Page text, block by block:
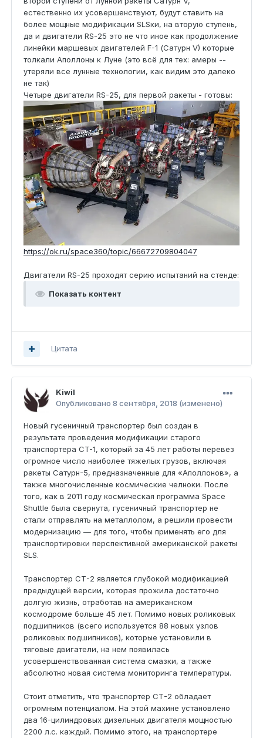
естественно их усовершенствуют, будут ставить на
более мощные модификации SLSки, на вторую ступень,
да и двигатели RS-25 это не что иное как продолжение
линейки маршевых двигателей F-1 (Сатурн V) которые
толкали Аполлоны к Луне (это всё для тех: амеры --
утеряли все лунные технологии, как видим это далеко
не так)
Четыре двигатели RS-25, для первой ракеты - готовы:
https://ok.ru/space360/topic/66672709804047
Двигатели RS-25 проходят серию испытаний на стенде:
Показать контент
Цитата
Kiwil
Опубликовано 8 сентября, 2018 (изменено)
Новый гусеничный транспортер был создан в
результате проведения модификации старого
транспортера CT-1, который за 45 лет работы перевез
огромное число наиболее тяжелых грузов, включая
ракеты Сатурн-5, предназначенные для «Аполлонов», а
также многочисленные космические челноки. После
того, как в 2011 году космическая программа Space
Shuttle была свернута, гусеничный транспортер не
стали отправлять на металлолом, а решили провести
модернизацию — для того, чтобы применять его для
транспортировки перспективной американской ракеты
SLS.
Транспортер СТ-2 является глубокой модификацией
предыдущей версии, которая прожила достаточно
долгую жизнь, отработав на американском
космодроме больше 45 лет. Помимо новых роликовых
подшипников (всего используется 88 новых узлов
роликовых подшипников), которые установили в
тяговые двигатели, на нем появилась
усовершенствованная система смазки, а также
абсолютно новая система мониторинга температуры.
Стоит отметить, что транспортер СТ-2 обладает
огромным потенциалом. На этой махине установлено
два 16-цилиндровых дизельных двигателя мощностью
2200 л.с. каждый. Помимо этого, на транспортере